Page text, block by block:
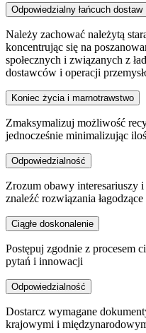
Odpowiedzialny łańcuch dostaw
Należy zachować należytą
koncentrując się na
społecznych i związanych z
dostawców i operacji
Koniec życia i marnotrawstwo
Zmaksymalizuj możliwość
jednocześnie minimalizując
Odpowiedzialność
Zrozum obawy interesariuszy
znaleźć rozwiązania łagodzące
Ciągłe doskonalenie
Postępuj zgodnie z procesem
pytań i innowacji
Odpowiedzialność
Dostarcz wymagane
krajowymi i